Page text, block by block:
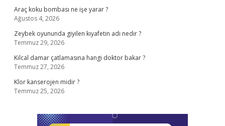
Araç koku bombası ne işe yarar ?
Ağustos 4, 2026
Zeybek oyununda giyilen kıyafetin adı nedir ?
Temmuz 29, 2026
Kılcal damar çatlamasına hangi doktor bakar ?
Temmuz 27, 2026
Klor kanserojen midir ?
Temmuz 25, 2026